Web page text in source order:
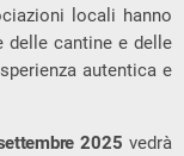
locali hanno
cantine e delle
autentica e
2025 vedrà